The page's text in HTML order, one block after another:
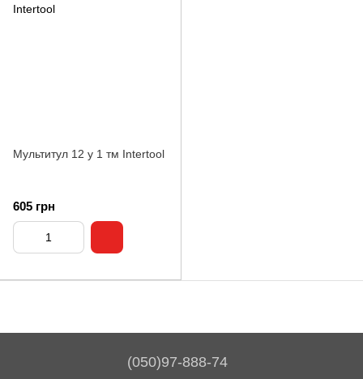
Мультитул 12 у 1 тм Intertool
605 грн
(050)97-888-74